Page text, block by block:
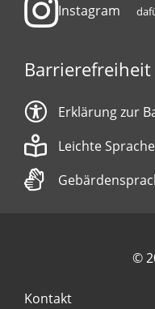
Instagram
Barrierefreiheit
Erklärung zur
Leichte Sprache
©
Kontakt